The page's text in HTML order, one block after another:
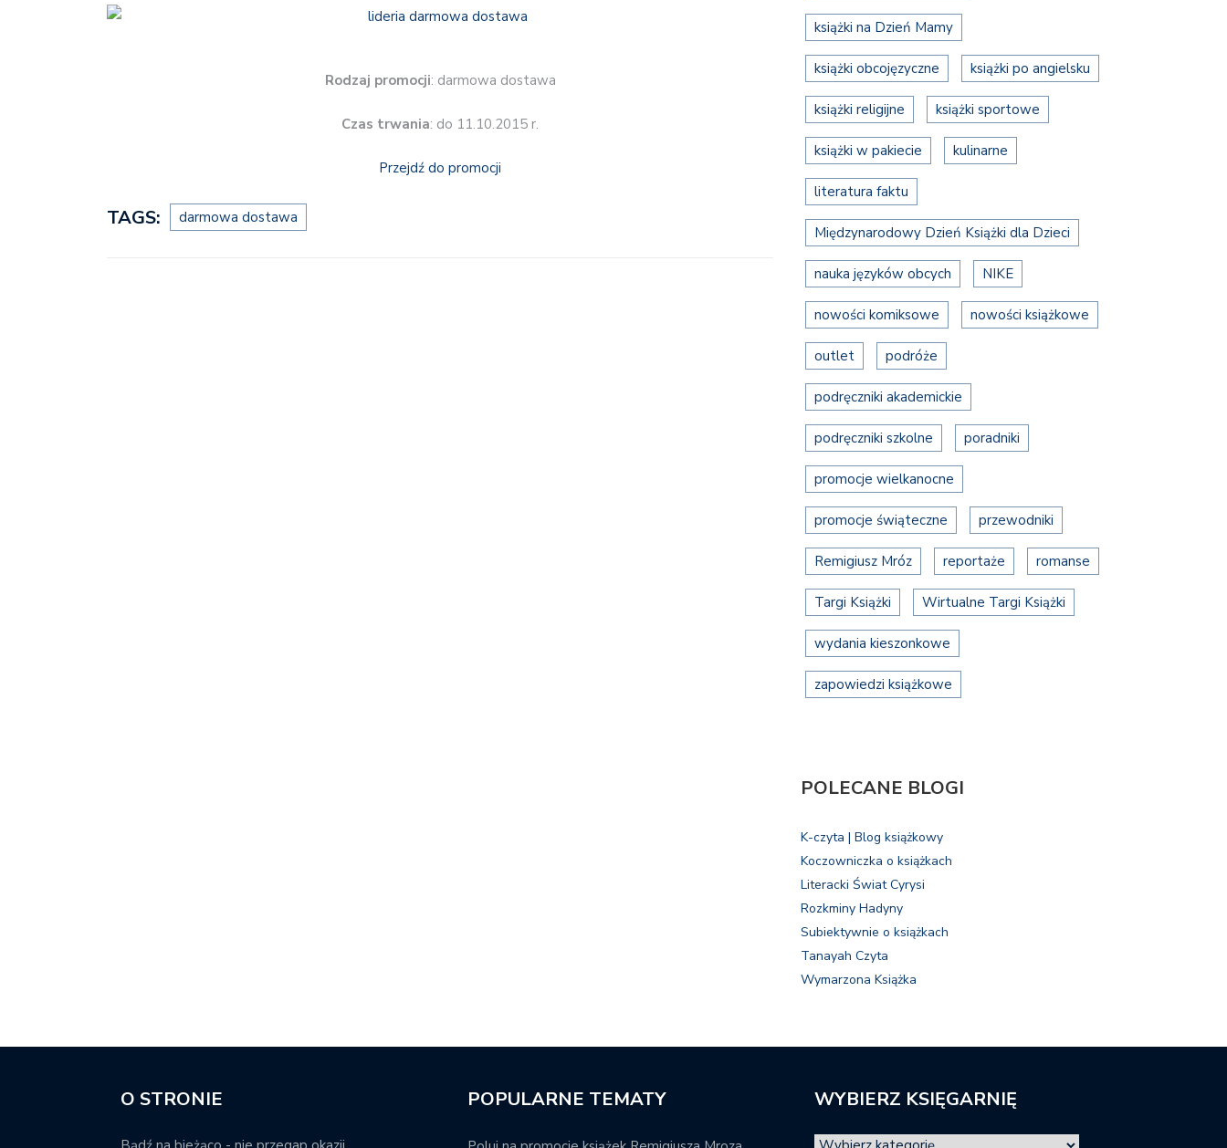
Rodzaj promocji: darmowa dostawa
Czas trwania: do 11.10.2015 r.
Przejdź do promocji
TAGS: darmowa dostawa
książki na Dzień Mamy
książki obcojęzyczne książki po angielsku
książki religijne książki sportowe
książki w pakiecie kulinarne
literatura faktu
Międzynarodowy Dzień Książki dla Dzieci
nauka języków obcych NIKE
nowości komiksowe nowości książkowe
outlet podróże
podręczniki akademickie
podręczniki szkolne poradniki
promocje wielkanocne
promocje świąteczne przewodniki
Remigiusz Mróz reportaże romanse
Targi Książki Wirtualne Targi Książki
wydania kieszonkowe
zapowiedzi książkowe
POLECANE BLOGI
K-czyta | Blog książkowy
Koczowniczka o książkach
Literacki Świat Cyrysi
Rozkminy Hadyny
Subiektywnie o książkach
Tanayah Czyta
Wymarzona Książka
O STRONIE POPULARNE TEMATY WYBIERZ KSIĘGARNIĘ